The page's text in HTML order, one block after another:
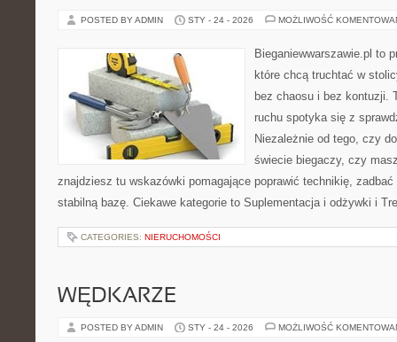
POSTED BY ADMIN STY - 24 - 2026 MOŻLIWOŚĆ
Bieganiewwarszawie.pl to
które chcą truchtać w
bez chaosu i bez kontuzji.
ruchu spotyka się z
Niezależnie od tego, czy
świecie biegaczy, czy
znajdziesz tu wskazówki pomagające poprawić technikię,
stabilną bazę. Ciekawe kategorie to Suplementacja i odżywki i
CATEGORIES: NIERUCHOMOŚCI
WĘDKARZE
POSTED BY ADMIN STY - 24 - 2026 MOŻLIWOŚĆ